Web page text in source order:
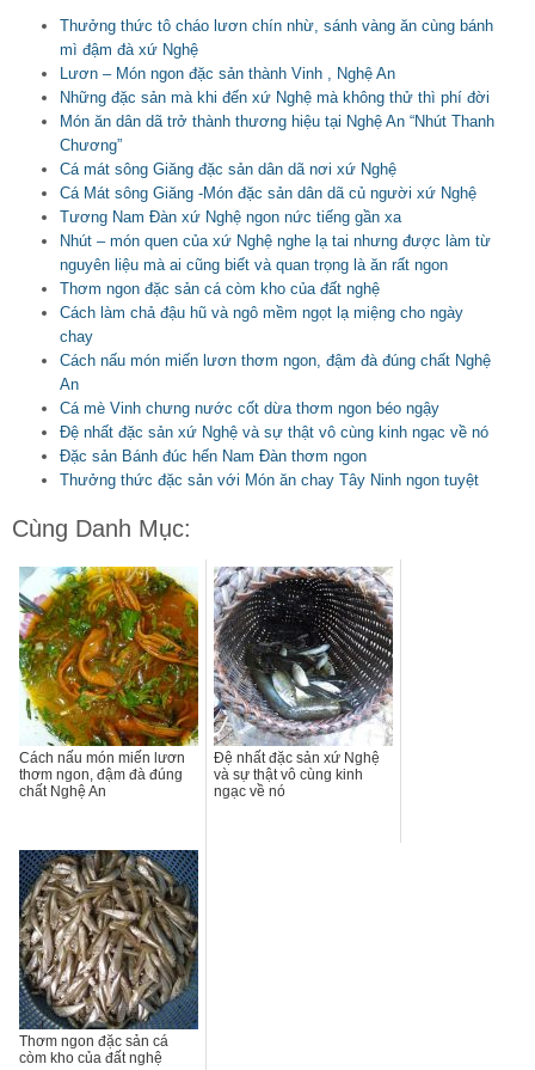
Thưởng thức tô cháo lươn chín nhừ, sánh vàng ăn cùng bánh
mì đậm đà xứ Nghệ
Lươn – Món ngon đặc sản thành Vinh , Nghệ An
Những đặc sản mà khi đến xứ Nghệ mà không thử thì phí đời
Món ăn dân dã trở thành thương hiệu tại Nghệ An “Nhút Thanh
Chương”
Cá mát sông Giăng đặc sản dân dã nơi xứ Nghệ
Cá Mát sông Giăng -Món đặc sản dân dã củ người xứ Nghệ
Tương Nam Đàn xứ Nghệ ngon nức tiếng gần xa
Nhút – món quen của xứ Nghệ nghe lạ tai nhưng được làm từ
nguyên liệu mà ai cũng biết và quan trọng là ăn rất ngon
Thơm ngon đặc sản cá còm kho của đất nghệ
Cách làm chả đậu hũ và ngô mềm ngọt lạ miệng cho ngày
chay
Cách nấu món miến lươn thơm ngon, đậm đà đúng chất Nghệ
An
Cá mè Vinh chưng nước cốt dừa thơm ngon béo ngậy
Đệ nhất đặc sản xứ Nghệ và sự thật vô cùng kinh ngạc về nó
Đặc sản Bánh đúc hến Nam Đàn thơm ngon
Thưởng thức đặc sản với Món ăn chay Tây Ninh ngon tuyệt
Cùng Danh Mục:
Cách nấu món miến lươn
thơm ngon, đậm đà đúng
chất Nghệ An
Đệ nhất đặc sản xứ Nghệ
và sự thật vô cùng kinh
ngạc về nó
Thơm ngon đặc sản cá
còm kho của đất nghệ